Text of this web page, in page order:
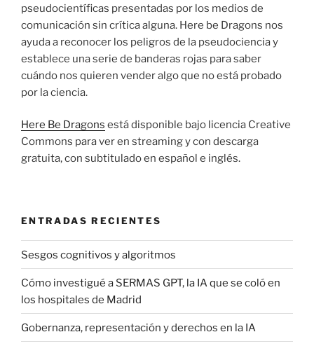
pseudocientíficas presentadas por los medios de
comunicación sin crítica alguna. Here be Dragons nos
ayuda a reconocer los peligros de la pseudociencia y
establece una serie de banderas rojas para saber
cuándo nos quieren vender algo que no está probado
por la ciencia.
Here Be Dragons está disponible bajo licencia Creative
Commons para ver en streaming y con descarga
gratuita, con subtitulado en español e inglés.
ENTRADAS RECIENTES
Sesgos cognitivos y algoritmos
Cómo investigué a SERMAS GPT, la IA que se coló en
los hospitales de Madrid
Gobernanza, representación y derechos en la IA